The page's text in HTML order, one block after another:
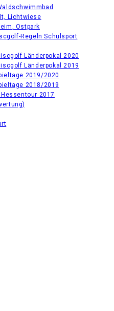
Lichtwiese
Ostpark
Regeln Schulsport
Länderpokal 2020
Länderpokal 2019
2019/2020
2018/2019
2017